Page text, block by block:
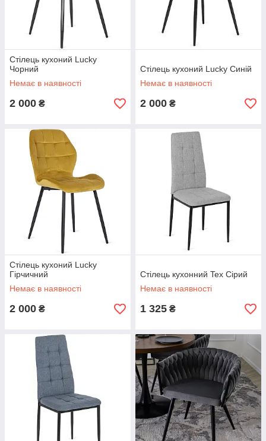
Стілець кухоний Lucky
Чорний
Немає в наявності
2 000 ₴
Стілець кухоний Lucky Синій
Немає в наявності
2 000 ₴
Стілець кухоний Lucky
Гірчичний
Немає в наявності
2 000 ₴
Стілець кухонний Tex Сірий
Немає в наявності
1 325 ₴